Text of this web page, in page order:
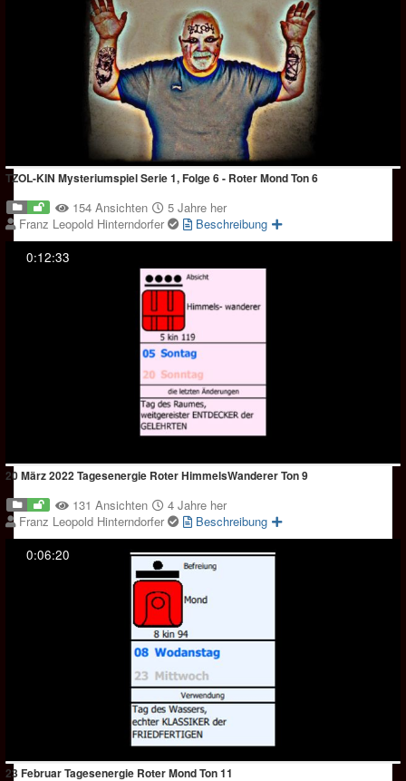
TZOL-KIN Mysteriumspiel Serie 1, Folge 6 - Roter Mond Ton 6
154 Ansichten
5 Jahre her
Franz Leopold Hinterndorfer
Beschreibung
0:12:33
20 März 2022 Tagesenergie Roter HimmelsWanderer Ton 9
131 Ansichten
4 Jahre her
Franz Leopold Hinterndorfer
Beschreibung
0:06:20
23 Februar Tagesenergie Roter Mond Ton 11